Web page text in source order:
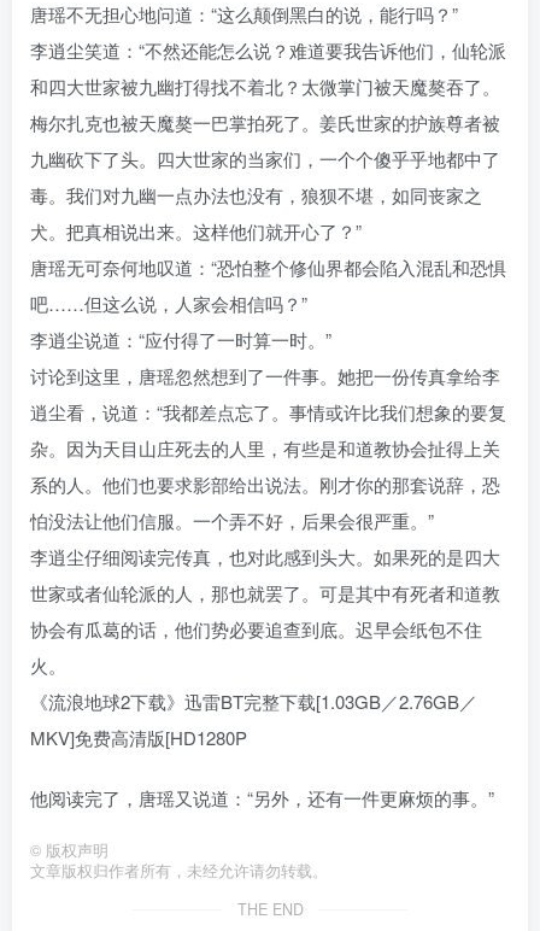
唐瑶不无担心地问道：“这么颠倒黑白的说，能行吗？”
李逍尘笑道：“不然还能怎么说？难道要我告诉他们，仙轮派
和四大世家被九幽打得找不着北？太微掌门被天魔獒吞了。
梅尔扎克也被天魔獒一巴掌拍死了。姜氏世家的护族尊者被
九幽砍下了头。四大世家的当家们，一个个傻乎乎地都中了
毒。我们对九幽一点办法也没有，狼狈不堪，如同丧家之
犬。把真相说出来。这样他们就开心了？”
唐瑶无可奈何地叹道：“恐怕整个修仙界都会陷入混乱和恐惧
吧……但这么说，人家会相信吗？”
李逍尘说道：“应付得了一时算一时。”
讨论到这里，唐瑶忽然想到了一件事。她把一份传真拿给李
逍尘看，说道：“我都差点忘了。事情或许比我们想象的要复
杂。因为天目山庄死去的人里，有些是和道教协会扯得上关
系的人。他们也要求影部给出说法。刚才你的那套说辞，恐
怕没法让他们信服。一个弄不好，后果会很严重。”
李逍尘仔细阅读完传真，也对此感到头大。如果死的是四大
世家或者仙轮派的人，那也就罢了。可是其中有死者和道教
协会有瓜葛的话，他们势必要追查到底。迟早会纸包不住
火。
《流浪地球2下载》迅雷BT完整下载[1.03GB／2.76GB／
MKV]免费高清版[HD1280P
他阅读完了，唐瑶又说道：“另外，还有一件更麻烦的事。”
© 版权声明
文章版权归作者所有，未经允许请勿转载。
THE END